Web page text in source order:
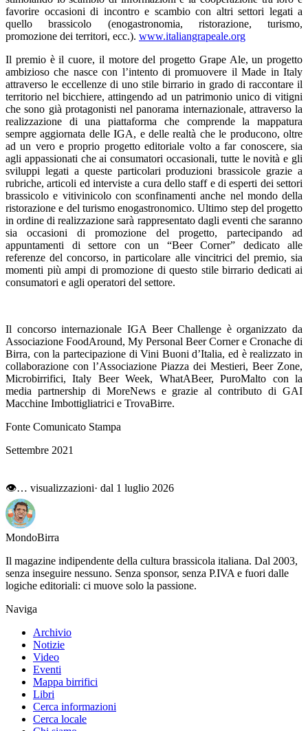
favorire occasioni di incontro e scambio con altri settori legati a
quello brassicolo (enogastronomia, ristorazione, turismo,
promozione dei territori, ecc.). www.italiangrapeale.org
Il premio è il cuore, il motore del progetto Grape Ale, un progetto
ambizioso che nasce con l’intento di promuovere il Made in Italy
attraverso le eccellenze di uno stile birrario in grado di raccontare il
territorio nel bicchiere, attingendo ad un patrimonio unico di vitigni
che sono già protagonisti nel panorama internazionale, attraverso la
realizzazione di una piattaforma che comprende la mappatura
sempre aggiornata delle IGA, e delle realtà che le producono, oltre
ad un vero e proprio progetto editoriale volto a far conoscere, sia
agli appassionati che ai consumatori occasionali, tutte le novità e gli
sviluppi legati a queste particolari produzioni brassicole grazie a
rubriche, articoli ed interviste a cura dello staff e di esperti dei settori
brassicolo e vitivinicolo con sconfinamenti anche nel mondo della
ristorazione e del turismo enogastronomico. Ultimo step del progetto
in ordine di realizzazione sarà rappresentato dagli eventi che saranno
sia occasioni di promozione del progetto, partecipando ad
appuntamenti di settore con un “Beer Corner” dedicato alle
referenze del concorso, in particolare alle vincitrici del premio, sia
momenti più ampi di promozione di questo stile birrario dedicati ai
consumatori e agli operatori del settore.
Il concorso internazionale IGA Beer Challenge è organizzato da
Associazione FoodAround, My Personal Beer Corner e Cronache di
Birra, con la partecipazione di Vini Buoni d’Italia, ed è realizzato in
collaborazione con l’Associazione Piazza dei Mestieri, Beer Zone,
Microbirrifici, Italy Beer Week, WhatABeer, PuroMalto con la
media partnership di MoreNews e grazie al contributo di GAI
Macchine Imbottigliatrici e TrovaBirre.
Fonte Comunicato Stampa
Settembre 2021
👁… visualizzazioni· dal 1 luglio 2026
MondoBirra
Il magazine indipendente della cultura brassicola italiana. Dal 2003,
senza inseguire nessuno. Senza sponsor, senza P.IVA e fuori dalle
logiche editoriali: ci muove solo la passione.
Naviga
Archivio
Notizie
Video
Eventi
Mappa birrifici
Libri
Cerca informazioni
Cerca locale